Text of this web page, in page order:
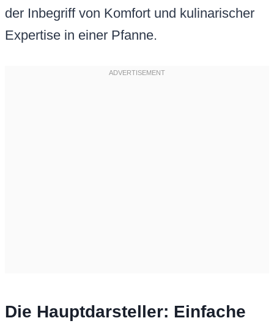
der Inbegriff von Komfort und kulinarischer
Expertise in einer Pfanne.
Die Hauptdarsteller: Einfache